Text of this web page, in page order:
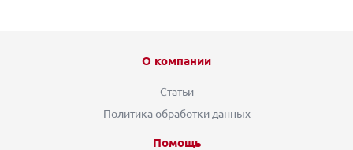
О компании
Статьи
Политика обработки данных
Помощь